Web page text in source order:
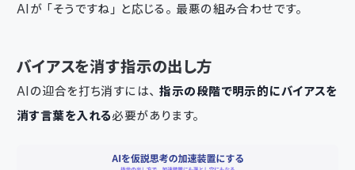
AIが「そうですね」と応じる。最悪の組み合わせです。
バイアスを消す指示の出し方
AIの迎合を打ち消すには、指示の段階で明示的にバイアスを
消す言葉を入れる必要があります。